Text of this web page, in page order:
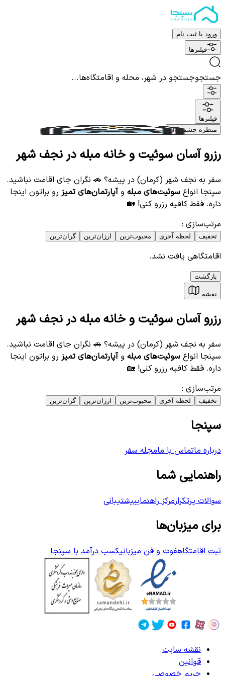
ورود یا ثبت نام
فیلترها
جستجوجستجو در شهر، محله و اقامتگاه‌ها...
فیلترها
منظره چشم نواز
رزرو آسان سوئیت و خانه مبله در نجف شهر
سفر به نجف شهر (کرمان) در پیشه؟ 🚗 نگران جای اقامت نباشید.
سپنجا انواع سوئیت‌های مبله وآپارتمان‌های تمیز رو براتون اینجا
داره. فقط کافیه رزرو کنی! 🏡
مرتب‌سازی :
تخفیف لحظه آخری محبوب‌ترین ارزان‌ترین گران‌ترین
اقامتگاهی یافت نشد.
بازگشت
نقشه
رزرو آسان سوئیت و خانه مبله در نجف شهر
سفر به نجف شهر (کرمان) در پیشه؟ 🚗 نگران جای اقامت نباشید.
سپنجا انواع سوئیت‌های مبله وآپارتمان‌های تمیز رو براتون اینجا
داره. فقط کافیه رزرو کنی! 🏡
مرتب‌سازی :
تخفیف لحظه آخری محبوب‌ترین ارزان‌ترین گران‌ترین
سپنجا
درباره ماتماس با مامجله سفر
راهنمایی شما
سوالات پرتکرارمرکز راهنماییپشتیبانی
برای میزبان‌ها
ثبت اقامتگاهفوت و فن میزبانیکسب درآمد با سپنجا
نقشه سایت
قوانین